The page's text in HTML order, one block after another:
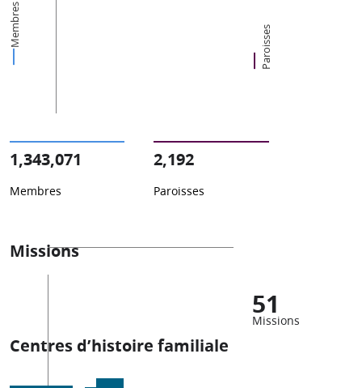
Membres Paroisses
1,343,071
Membres
2,192
Paroisses
Missions
51
Missions
Centres d’histoire familiale